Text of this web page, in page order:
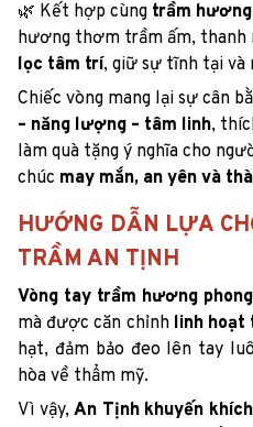
🌿 Kết hợp cùng trầm
hương thơm trầm ấm, thanh
lọc tâm trí, giữ sự tĩnh tại và
Chiếc vòng mang lại sự cân
– năng lượng – tâm linh,
làm quà tặng ý nghĩa cho
chúc may mắn, an yên và
HƯỚNG DẪN LỰA
TRẦM AN TỊNH
Vòng tay trầm hương
mà được căn chỉnhlinh hoạt
hạt, đảm bảo đeo lên tay
hòa về thẩm mỹ.
Vì vậy, An Tịnh khuyến